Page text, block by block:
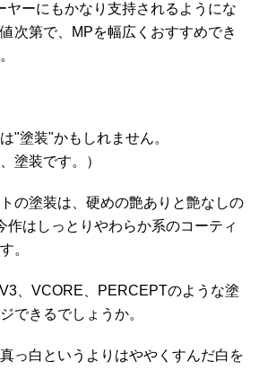
ヤーにもかなり支持されるようにな
次第で、MPを幅広くおすすめでき
"塗装"かもしれません。
塗装です。）
の塗装は、硬めの艶ありと艶なしの
作はしっとりやわらか系のコーティ
。
、VCORE、PERCEPTのような塗
できるでしょうか。
っ白というよりはややくすんだ白を